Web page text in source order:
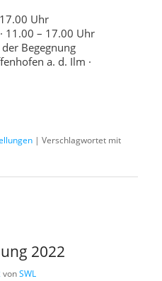
Uhr
11.00 – 17.00 Uhr
Begegnung
a. d. Ilm ·
|Verschlagwortet mit
2022
vonSWL